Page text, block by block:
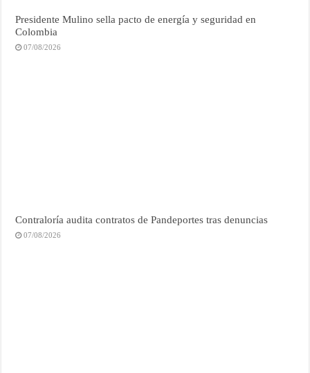
Presidente Mulino sella pacto de energía y seguridad en
Colombia
07/08/2026
Contraloría audita contratos de Pandeportes tras denuncias
07/08/2026